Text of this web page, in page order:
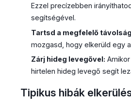
Ezzel precízebben
segítségével.
Tartsd a megfelelő
mozgasd, hogy elkerüld egy
Zárj hideg levegővel:
hirtelen hideg levegő segít
Tipikus hibák